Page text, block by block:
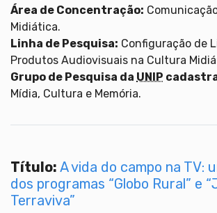
Área de Concentração:
Midiática.
Linha de Pesquisa: Configuração de
Produtos Audiovisuais na Cultura
Grupo de Pesquisa da UNIP
Mídia, Cultura e Memória.
Título: A vida do campo na TV:
dos programas “Globo Rural” e
Terraviva”